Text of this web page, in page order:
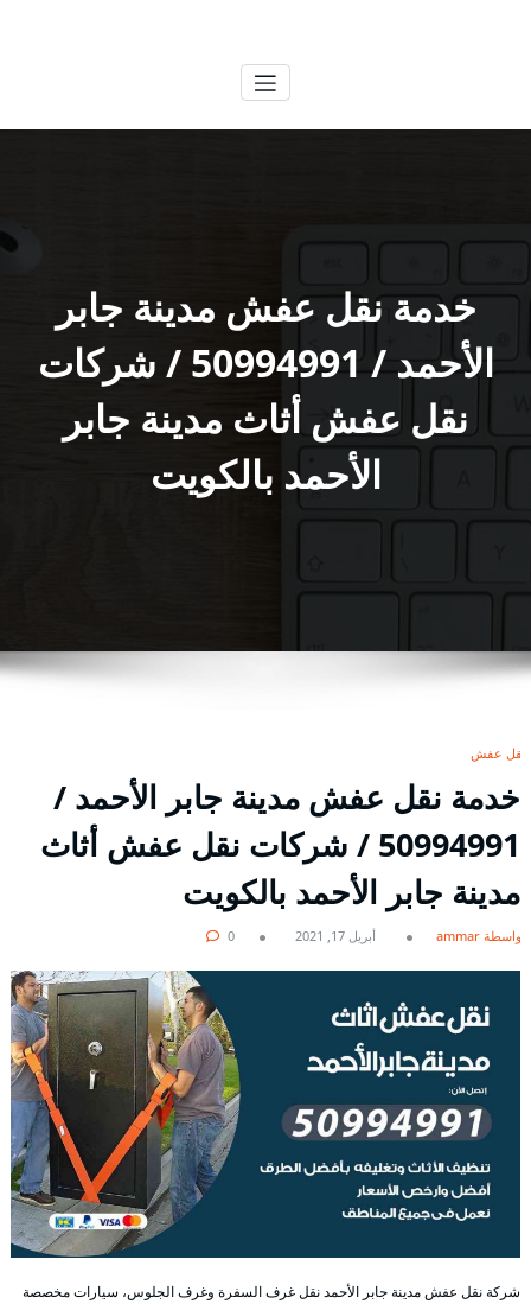
خدمة نقل عفش مدينة جابر
الأحمد / 50994991 / شركات
نقل عفش أثاث مدينة جابر
الأحمد بالكويت
نقل عفش
خدمة نقل عفش مدينة جابر الأحمد /
50994991 / شركات نقل عفش أثاث
مدينة جابر الأحمد بالكويت
بواسطة ammar أبريل 17, 2021 0
شركة نقل عفش مدينة جابر الأحمد نقل غرف السفرة وغرف الجلوس، سيارات مخصصة